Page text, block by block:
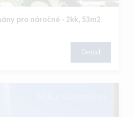
pro náročné - 2kk, 53m2
Detail